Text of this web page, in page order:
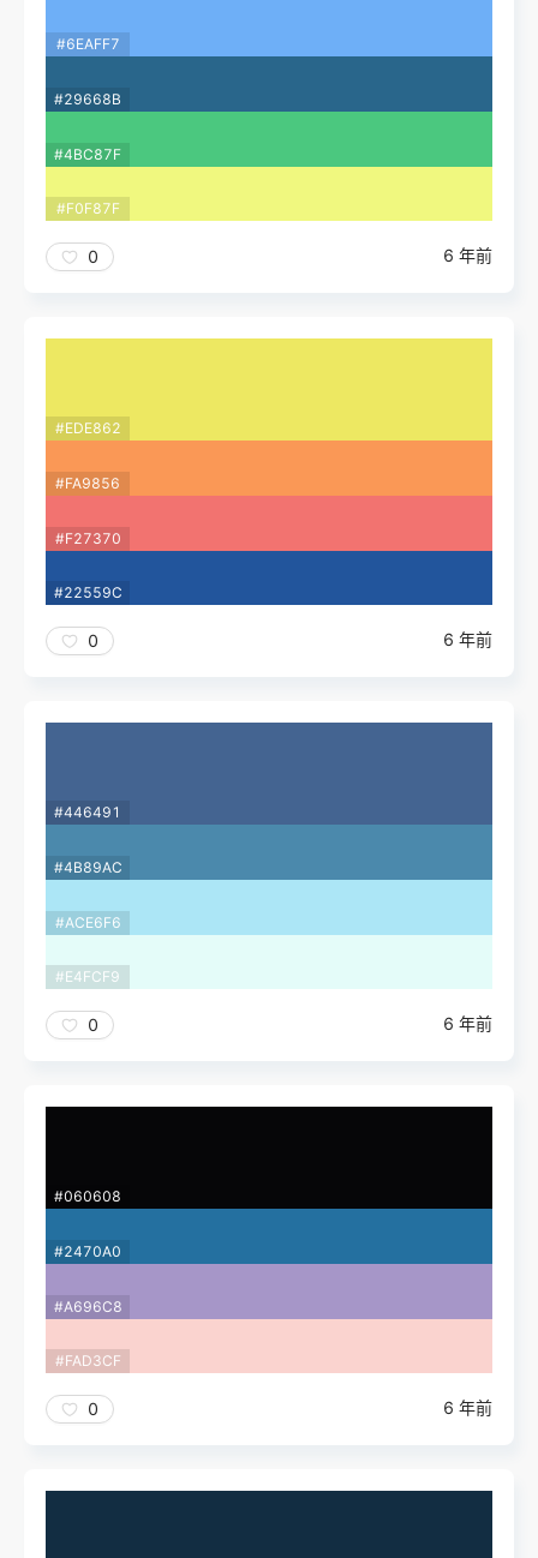
#6EAFF7
#29668B
#4BC87F
#F0F87F
0 6 年前
#EDE862
#FA9856
#F27370
#22559C
0 6 年前
#446491
#4B89AC
#ACE6F6
#E4FCF9
0 6 年前
#060608
#2470A0
#A696C8
#FAD3CF
0 6 年前